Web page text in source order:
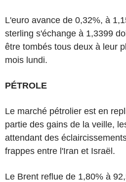
L'euro avance de 0,32%, à
sterling s'échange à 1,3399
être tombés tous deux à leur
mois lundi.
PÉTROLE
Le marché pétrolier est en
partie des gains de la veille,
attendant des
frappes entre l'Iran et Israël.
Le Brent reflue de 1,80% à